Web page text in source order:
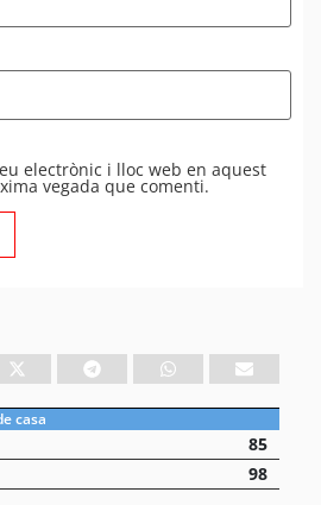
electrònic i lloc web en aquest
vegada que comenti.
casa
85
98